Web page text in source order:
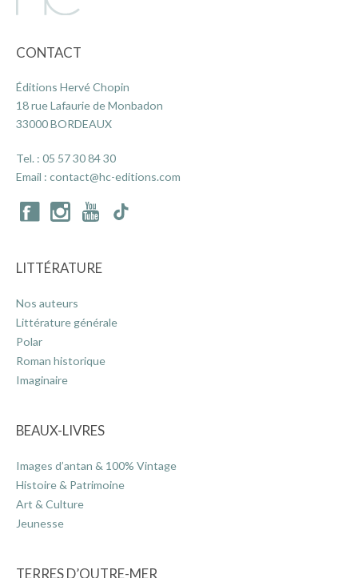
CONTACT
Éditions Hervé Chopin
18 rue Lafaurie de Monbadon
33000 BORDEAUX
Tel. : 05 57 30 84 30
Email : contact@hc-editions.com
LITTÉRATURE
Nos auteurs
Littérature générale
Polar
Roman historique
Imaginaire
BEAUX-LIVRES
Images d’antan & 100% Vintage
Histoire & Patrimoine
Art & Culture
Jeunesse
TERRES D’OUTRE-MER